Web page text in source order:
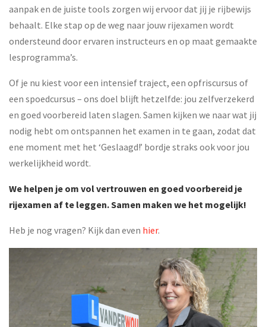
aanpak en de juiste tools zorgen wij ervoor dat jij je rijbewijs
behaalt. Elke stap op de weg naar jouw rijexamen wordt
ondersteund door ervaren instructeurs en op maat gemaakte
lesprogramma’s.
Of je nu kiest voor een intensief traject, een opfriscursus of
een spoedcursus – ons doel blijft hetzelfde: jou zelfverzekerd
en goed voorbereid laten slagen. Samen kijken we naar wat jij
nodig hebt om ontspannen het examen in te gaan, zodat dat
ene moment met het ‘Geslaagd!’ bordje straks ook voor jou
werkelijkheid wordt.
We helpen je om vol vertrouwen en goed voorbereid je
rijexamen af te leggen. Samen maken we het mogelijk!
Heb je nog vragen? Kijk dan even hier.